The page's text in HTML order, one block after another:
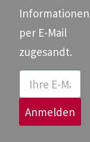
Informationen
per E-Mail
zugesandt.
Anmelden